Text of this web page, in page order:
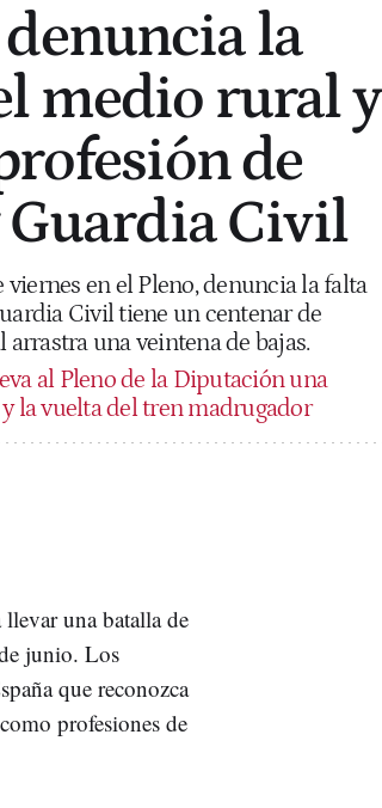
la
medio rural y
de
Guardia Civil
viernes en el Pleno, denuncia la falta
Civil tiene un centenar de
una veintena de bajas.
al Pleno de la Diputación una
la vuelta del tren madrugador
una batalla de
junio. Los
que reconozca
profesiones de